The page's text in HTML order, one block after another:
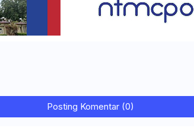
Posting Komentar (0)